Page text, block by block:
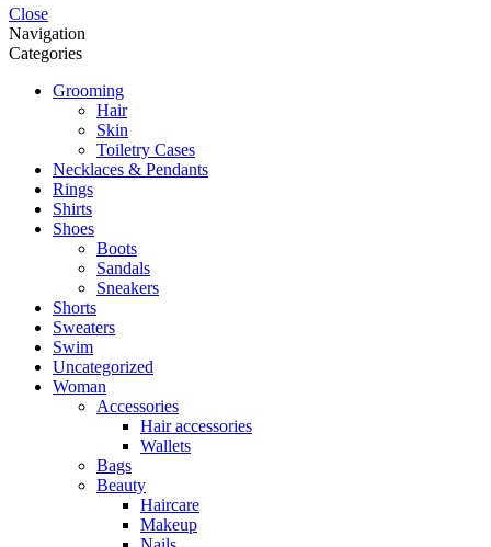
Close
Navigation
Categories
Grooming
Hair
Skin
Toiletry Cases
Necklaces & Pendants
Rings
Shirts
Shoes
Boots
Sandals
Sneakers
Shorts
Sweaters
Swim
Uncategorized
Woman
Accessories
Hair accessories
Wallets
Bags
Beauty
Haircare
Makeup